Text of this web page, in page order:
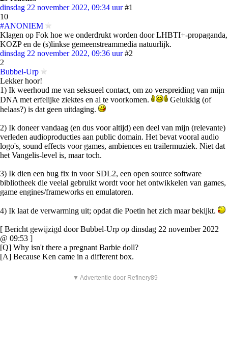
dinsdag 22 november 2022, 09:34 uur #1
10
#ANONIEM
Klagen op Fok hoe we onderdrukt worden door LHBTI+-propaganda,
KOZP en de (s)linkse gemeenstreammedia natuurlijk.
dinsdag 22 november 2022, 09:36 uur #2
2
Bubbel-Urp
Lekker hoor!
1) Ik weerhoud me van seksueel contact, om zo verspreiding van mijn
DNA met erfelijke ziektes en al te voorkomen.
Gelukkig (of
helaas?) is dat geen uitdaging.
2) Ik doneer vandaag (en dus voor altijd) een deel van mijn (relevante)
verleden audioproducties aan public domain. Het bevat vooral audio
logo's, sound effects voor games, ambiences en trailermuziek. Niet dat
het Vangelis-level is, maar toch.
3) Ik dien een bug fix in voor SDL2, een open source software
bibliotheek die veelal gebruikt wordt voor het ontwikkelen van games,
game engines/frameworks en emulatoren.
4) Ik laat de verwarming uit; opdat die Poetin het zich maar bekijkt.
[ Bericht gewijzigd door Bubbel-Urp op dinsdag 22 november 2022
@ 09:53 ]
[Q] Why isn't there a pregnant Barbie doll?
[A] Because Ken came in a different box.
▼ Advertentie door Refinery89